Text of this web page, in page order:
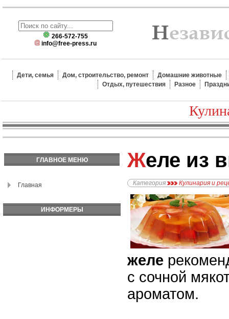
266-572-755
info@free-press.ru
Дети, семья Дом, строительство, ремонт
Домашние животные
Отдых, путешествия
Разное
ГЛАВНОЕ МЕНЮ
Главная
ИНФОРМЕРЫ
Желе из
Категория Кулинария и
желе
с сочной
ароматом.